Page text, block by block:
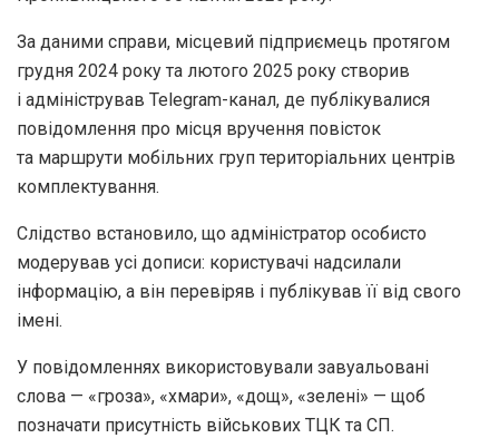
За даними справи, місцевий підприємець протягом
грудня 2024 року та лютого 2025 року створив
і адміністрував Telegram-канал, де публікувалися
повідомлення про місця вручення повісток
та маршрути мобільних груп територіальних центрів
комплектування.
Слідство встановило, що адміністратор особисто
модерував усі дописи: користувачі надсилали
інформацію, а він перевіряв і публікував її від свого
імені.
У повідомленнях використовували завуальовані
слова — «гроза», «хмари», «дощ», «зелені» — щоб
позначати присутність військових ТЦК та СП.